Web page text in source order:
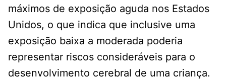
máximos de exposição aguda nos Estados
Unidos, o que indica que inclusive uma
exposição baixa a moderada poderia
representar riscos consideráveis para o
desenvolvimento cerebral de uma criança.